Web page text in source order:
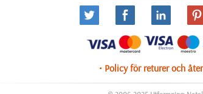
• Policy för returer och